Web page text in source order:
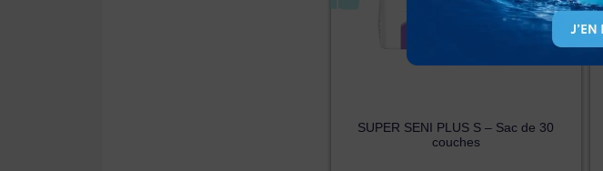
SUPER SENI PLUS S – Sac de 30
couches